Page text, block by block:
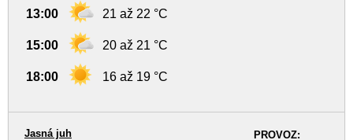
13:00 21 až 22 °C
15:00 20 až 21 °C
18:00 16 až 19 °C
PROVOZ:
Jasná juh